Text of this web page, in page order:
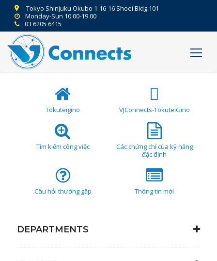
Tokyo Shinjuku Okubo 1-16-16 Shoei Bldg 101
Monday-Sun 10.00-19.00
03 6205 6415
Tokuteigino VJConnects-TokuteiGino
Tìm kiếm công việc
Các chứng chỉ của kỹ năng
đặc định
Câu hỏi thường gặp Thông tin mới
DEPARTMENTS